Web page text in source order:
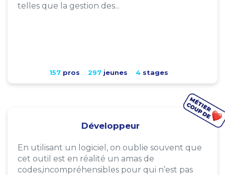
telles que la gestion des...
157pros 297jeunes 4stages
Développeur
En utilisant un logiciel, on oublie souvent que
cet outil est en réalité un amas de
codes,incompréhensibles pour qui n’est pas